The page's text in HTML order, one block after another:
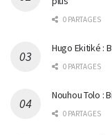
0 PARTAGES
Hugo Ekitiké :
0 PARTAGES
Nouhou Tolo :
0 PARTAGES